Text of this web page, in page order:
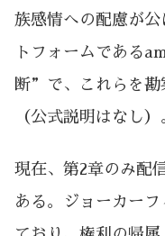
族感情への配慮が公
トフォームである
断”で、これらを勘
（公式説明はなし）
現在、第2章のみ配
ある。ジョーカー